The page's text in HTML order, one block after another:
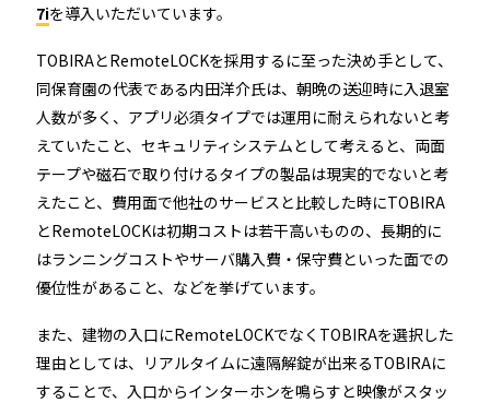
7iを導入いただいています。
TOBIRAとRemoteLOCKを採用するに至った決め手として、
同保育園の代表である内田洋介氏は、朝晩の送迎時に入退室
人数が多く、アプリ必須タイプでは運用に耐えられないと考
えていたこと、セキュリティシステムとして考えると、両面
テープや磁石で取り付けるタイプの製品は現実的でないと考
えたこと、費用面で他社のサービスと比較した時にTOBIRA
とRemoteLOCKは初期コストは若干高いものの、長期的に
はランニングコストやサーバ購入費・保守費といった面での
優位性があること、などを挙げています。
また、建物の入口にRemoteLOCKでなくTOBIRAを選択した
理由としては、リアルタイムに遠隔解錠が出来るTOBIRAに
することで、入口からインターホンを鳴らすと映像がスタッ